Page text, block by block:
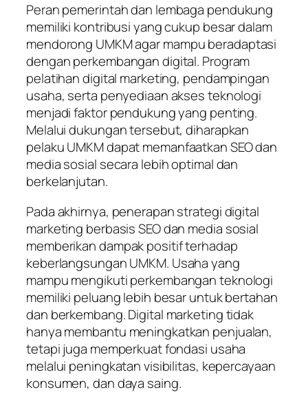
Peran pemerintah dan lembaga pendukung
memiliki kontribusi yang cukup besar dalam
mendorong UMKM agar mampu beradaptasi
dengan perkembangan digital. Program
pelatihan digital marketing, pendampingan
usaha, serta penyediaan akses teknologi
menjadi faktor pendukung yang penting.
Melalui dukungan tersebut, diharapkan
pelaku UMKM dapat memanfaatkan SEO dan
media sosial secara lebih optimal dan
berkelanjutan.
Pada akhirnya, penerapan strategi digital
marketing berbasis SEO dan media sosial
memberikan dampak positif terhadap
keberlangsungan UMKM. Usaha yang
mampu mengikuti perkembangan teknologi
memiliki peluang lebih besar untuk bertahan
dan berkembang. Digital marketing tidak
hanya membantu meningkatkan penjualan,
tetapi juga memperkuat fondasi usaha
melalui peningkatan visibilitas, kepercayaan
konsumen, dan daya saing.